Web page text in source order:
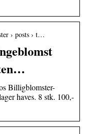
› posts › t…
Billigblomster-
haves. 8 stk. 100,-